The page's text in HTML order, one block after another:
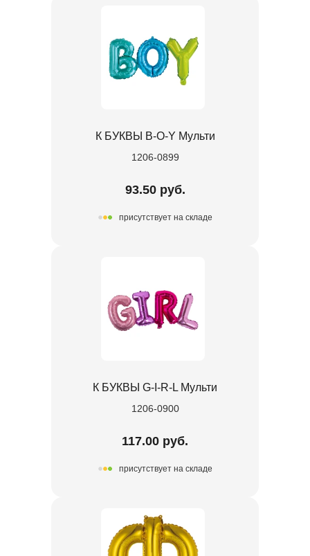
К БУКВЫ B-O-Y Мульти
1206-0899
93.50 руб.
присутствует на складе
К БУКВЫ G-I-R-L Мульти
1206-0900
117.00 руб.
присутствует на складе